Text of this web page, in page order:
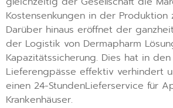
Kostensenkungen in der Produktion
Darüber hinaus eröffnet der
der Logistik von Dermapharm
Kapazitätssicherung. Dies hat in
Lieferengpässe effektiv verhindert
einen 24-StundenLieferservice für
Krankenhäuser.